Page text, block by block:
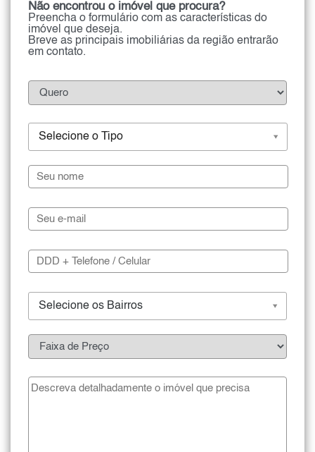
Não encontrou o imóvel que procura?
Preencha o formulário com as características do
imóvel que deseja.
Breve as principais imobiliárias da região entrarão
em contato.
Selecione o Tipo
Selecione os Bairros